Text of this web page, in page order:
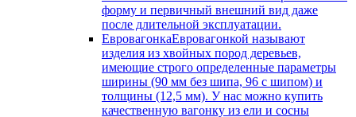
форму и первичный внешний вид даже
после длительной эксплуатации.
ЕвровагонкаЕвровагонкой называют
изделия из хвойных пород деревьев,
имеющие строго определенные параметры
ширины (90 мм без шипа, 96 с шипом) и
толщины (12,5 мм). У нас можно купить
качественную вагонку из ели и сосны